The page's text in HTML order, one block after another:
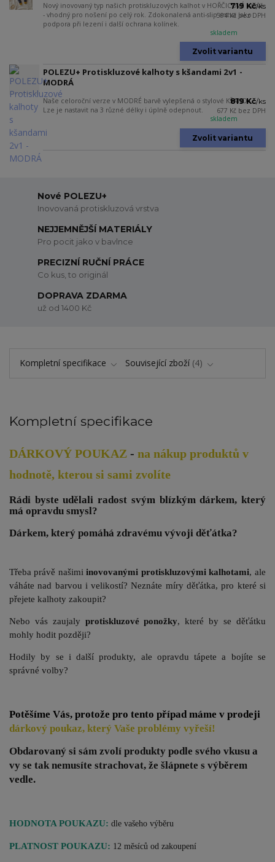
Nový inovovaný typ našich protiskluzových kalhot v HOŘČICOVÉ barvě
- vhodný pro nošení po celý rok. Zdokonalená anti-slip vrstva jako
podpora při lezení i další ochrana kolínek.
719 Kč/ks
594 Kč bez DPH
skladem
Zvolit variantu
POLEZU+ Protiskluzové kalhoty s kšandami 2v1 -
MODRÁ
Naše celoroční verze v MODRÉ barvě vylepšená o stylové KŠANDY.
Lze je nastavit na 3 různé délky i úplně odepnout.
819 Kč/ks
677 Kč bez DPH
skladem
Zvolit variantu
Nové POLEZU+
Inovovaná protiskluzová vrstva
NEJJEMNĚJŠÍ MATERIÁLY
Pro pocit jako v bavlnce
PRECIZNÍ RUČNÍ PRÁCE
Co kus, to originál
DOPRAVA ZDARMA
už od 1400 Kč
Kompletní specifikace Související zboží 4
Kompletní specifikace
DÁRKOVÝ POUKAZ - na nákup produktů v
hodnotě, kterou si sami zvolíte
Rádi byste udělali radost svým blízkým dárkem, který
má opravdu smysl?
Dárkem, který pomáhá zdravému vývoji děťátka?
Třeba právě našimiinovovanými protiskluzovými kalhotami, ale
váháte nad barvou i velikostí? Neznáte míry děťátka, pro které si
přejete kalhoty zakoupit?
Nebo vás zaujaly protiskluzové ponožky, které by se děťátku
mohly hodit později?
Hodily by se i další produkty, ale opravdu tápete a bojíte se
správné volby?
Potěšíme Vás, protože pro tento případ máme v prodeji
dárkový poukaz, který Vaše problémy vyřeší!
Obdarovaný si sám zvolí produkty podle svého vkusu a
vy se tak nemusíte strachovat, že šlápnete s výběrem
vedle.
HODNOTA POUKAZU: dle vašeho výběru
PLATNOST POUKAZU: 12 měsíců od zakoupení